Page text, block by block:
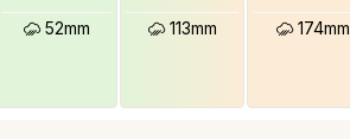
52mm 113mm 174mm